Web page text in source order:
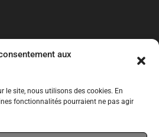
aux
le site, nous utilisons des cookies. En
fonctionnalités pourraient ne pas agir
Collections